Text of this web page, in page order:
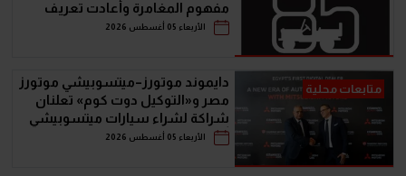
مفهوم المغامرة وأعادت تعريف
سيارات الـ SUV
الأربعاء 05 أغسطس 2026
متابعات محلية
دايموند موتورز–ميتسوبيشي موتورز
مصر و«التوكيل دوت كوم» تعلنان
شراكة لشراء سيارات ميتسوبيشي
أونلاين
الأربعاء 05 أغسطس 2026